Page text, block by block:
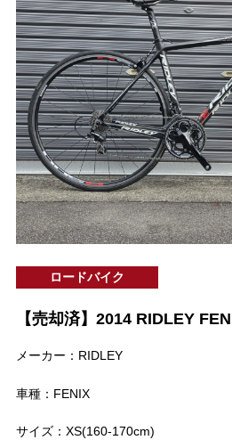
ロードバイク
【売却済】2014 RIDLEY
メーカー：RIDLEY
車種：FENIX
サイズ：XS(160-170cm)